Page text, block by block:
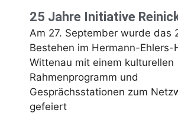
25 Jahre Initiative
Am 27. September wurde das
Bestehen im Hermann-Ehlers-
Wittenau mit einem kulturellen
Rahmenprogramm und
Gesprächsstationen zum
gefeiert